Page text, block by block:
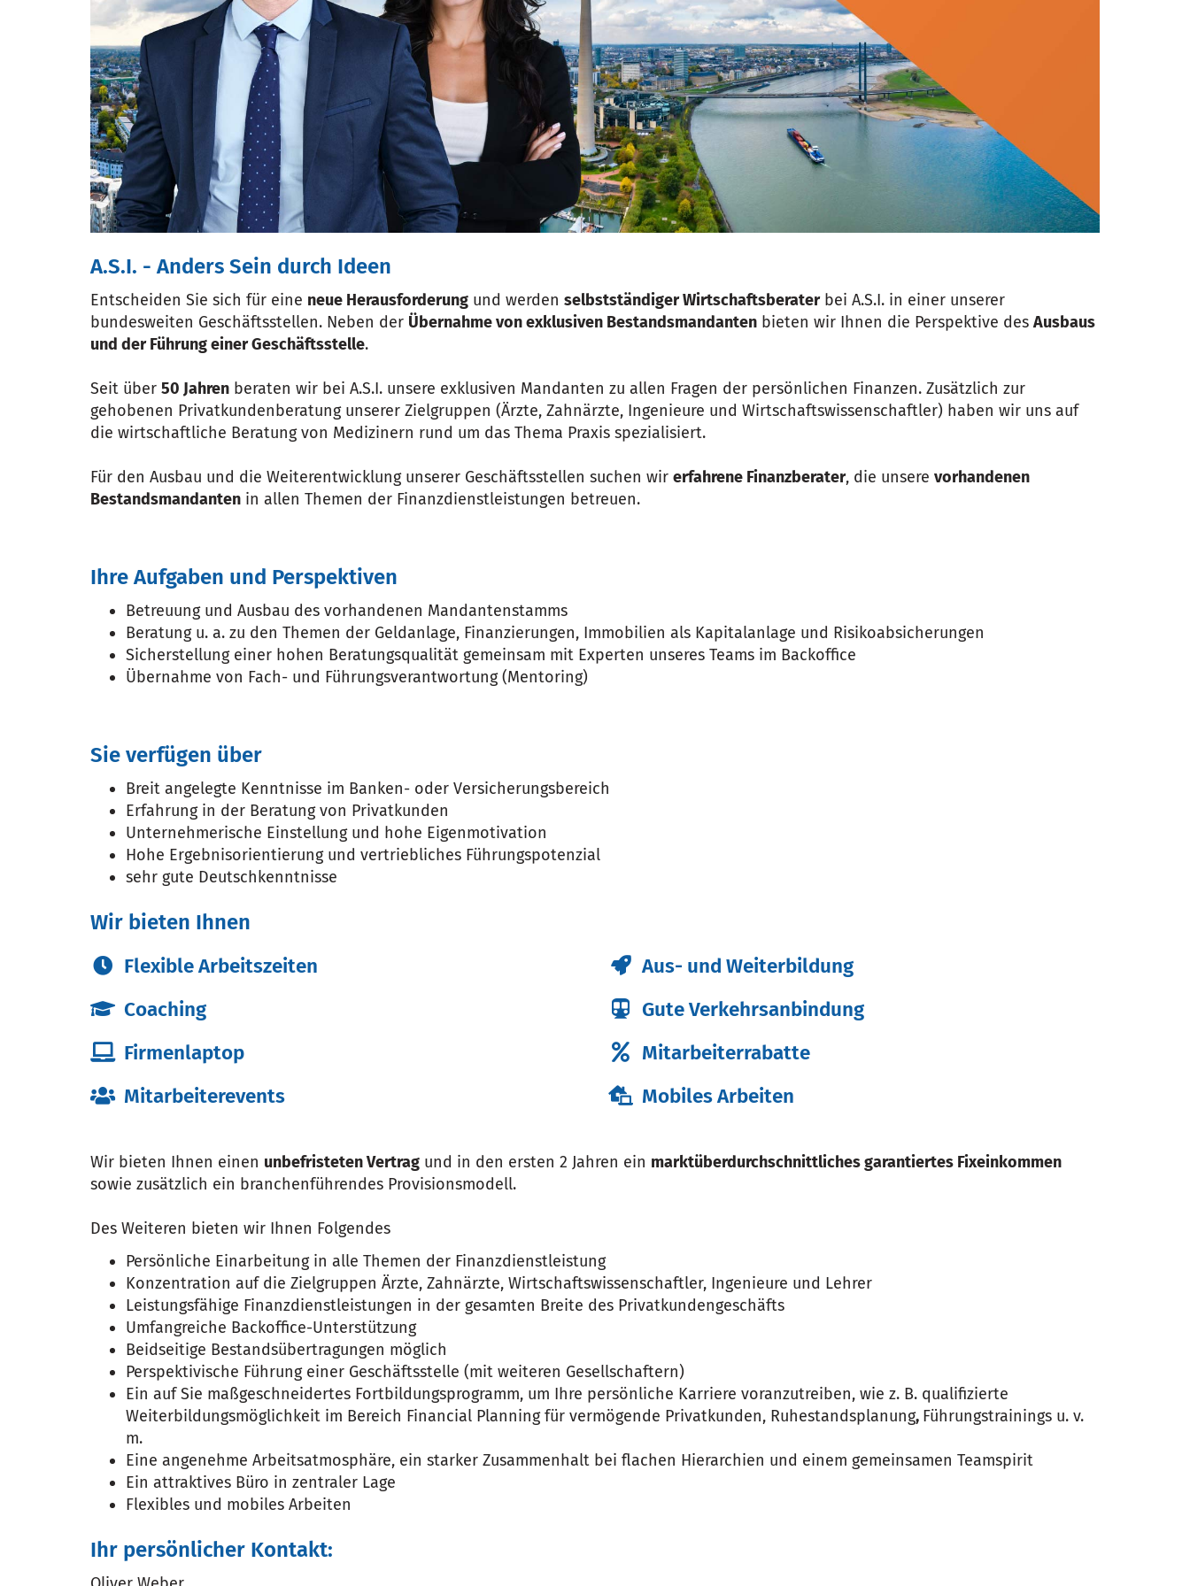
A.S.I. - Anders Sein durch Ideen
Entscheiden Sie sich für eine neue Herausforderung und werden selbstständiger Wirtschaftsberaterbei A.S.I. in einer unserer
bundesweiten Geschäftsstellen. Neben der Übernahme von exklusiven Bestandsmandanten bieten wir Ihnen die Perspektive des Ausbaus
und der Führung einer Geschäftsstelle.
Seit über 50 Jahren beraten wir bei A.S.I. unsere exklusiven Mandanten zu allen Fragen der persönlichen Finanzen. Zusätzlich zur
gehobenen Privatkundenberatung unserer Zielgruppen (Ärzte, Zahnärzte, Ingenieure und Wirtschaftswissenschaftler) haben wir uns auf
die wirtschaftliche Beratung von Medizinern rund um das Thema Praxis spezialisiert.
Für den Ausbau und die Weiterentwicklung unserer Geschäftsstellen suchen wir erfahrene Finanzberater, die unsere vorhandenen
Bestandsmandanten in allen Themen der Finanzdienstleistungen betreuen.
Ihre Aufgaben und Perspektiven
Betreuung und Ausbau des vorhandenen Mandantenstamms
Beratung u. a. zu den Themen der Geldanlage, Finanzierungen, Immobilien als Kapitalanlage und Risikoabsicherungen
Sicherstellung einer hohen Beratungsqualität gemeinsam mit Experten unseres Teams im Backoffice
Übernahme von Fach- und Führungsverantwortung (Mentoring)
Sie verfügen über
Breit angelegte Kenntnisse im Banken- oder Versicherungsbereich
Erfahrung in der Beratung von Privatkunden
Unternehmerische Einstellung und hohe Eigenmotivation
Hohe Ergebnisorientierung und vertriebliches Führungspotenzial
sehr gute Deutschkenntnisse
Wir bieten Ihnen
Flexible Arbeitszeiten
Aus- und Weiterbildung
Coaching
Gute Verkehrsanbindung
Firmenlaptop
Mitarbeiterrabatte
Mitarbeiterevents
Mobiles Arbeiten
Wir bieten Ihnen einen unbefristeten Vertrag und in den ersten 2 Jahren ein marktüberdurchschnittliches garantiertes Fixeinkommen
sowie zusätzlich ein branchenführendes Provisionsmodell.
Des Weiteren bieten wir Ihnen Folgendes
Persönliche Einarbeitung in alle Themen der Finanzdienstleistung
Konzentration auf die Zielgruppen Ärzte, Zahnärzte, Wirtschaftswissenschaftler, Ingenieure und Lehrer
Leistungsfähige Finanzdienstleistungen in der gesamten Breite des Privatkundengeschäfts
Umfangreiche Backoffice-Unterstützung
Beidseitige Bestandsübertragungen möglich
Perspektivische Führung einer Geschäftsstelle (mit weiteren Gesellschaftern)
Ein auf Sie maßgeschneidertes Fortbildungsprogramm, um Ihre persönliche Karriere voranzutreiben, wie z. B. qualifizierte
Weiterbildungsmöglichkeit im Bereich Financial Planning für vermögende Privatkunden, Ruhestandsplanung, Führungstrainings u. v.
m.
Eine angenehme Arbeitsatmosphäre, ein starker Zusammenhalt bei flachen Hierarchien und einem gemeinsamen Teamspirit
Ein attraktives Büro in zentraler Lage
Flexibles und mobiles Arbeiten
Ihr persönlicher Kontakt: